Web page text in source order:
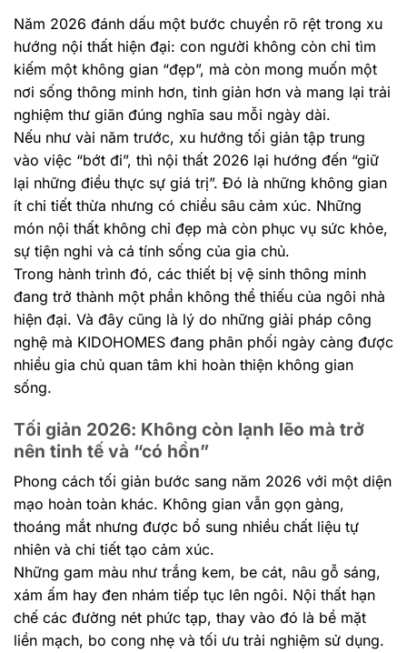
Năm 2026 đánh dấu một bước chuyển rõ rệt trong xu
hướng nội thất hiện đại: con người không còn chỉ tìm
kiếm một không gian “đẹp”, mà còn mong muốn một
nơi sống thông minh hơn, tinh giản hơn và mang lại trải
nghiệm thư giãn đúng nghĩa sau mỗi ngày dài.
Nếu như vài năm trước, xu hướng tối giản tập trung
vào việc “bớt đi”, thì nội thất 2026 lại hướng đến “giữ
lại những điều thực sự giá trị”. Đó là những không gian
ít chi tiết thừa nhưng có chiều sâu cảm xúc. Những
món nội thất không chỉ đẹp mà còn phục vụ sức khỏe,
sự tiện nghi và cá tính sống của gia chủ.
Trong hành trình đó, các thiết bị vệ sinh thông minh
đang trở thành một phần không thể thiếu của ngôi nhà
hiện đại. Và đây cũng là lý do những giải pháp công
nghệ mà KIDOHOMES đang phân phối ngày càng được
nhiều gia chủ quan tâm khi hoàn thiện không gian
sống.
Tối giản 2026: Không còn lạnh lẽo mà trở
nên tinh tế và “có hồn”
Phong cách tối giản bước sang năm 2026 với một diện
mạo hoàn toàn khác. Không gian vẫn gọn gàng,
thoáng mắt nhưng được bổ sung nhiều chất liệu tự
nhiên và chi tiết tạo cảm xúc.
Những gam màu như trắng kem, be cát, nâu gỗ sáng,
xám ấm hay đen nhám tiếp tục lên ngôi. Nội thất hạn
chế các đường nét phức tạp, thay vào đó là bề mặt
liền mạch, bo cong nhẹ và tối ưu trải nghiệm sử dụng.